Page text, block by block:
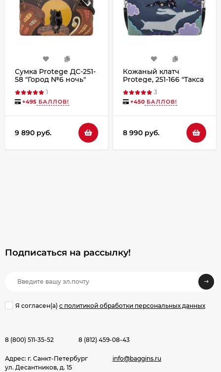
Сумка Protege ДС-251-
58 "Город №6 ночь"
1
+495 БАЛЛОВ!
9 890 руб.
Кожаный клатч
Protege, 251-166 "Такса
3
+450 БАЛЛОВ!
8 990 руб.
Подписаться на рассылкy!
Я согласен(a) с политикой обработки персональных данных
8 (800) 511-35-52 8 (812) 459-08-43
Адрес: г. Санкт-Петербург
ул. Десантников, д. 15
info@baggins.ru